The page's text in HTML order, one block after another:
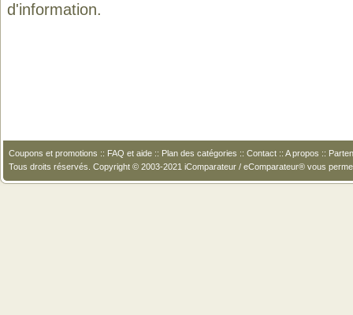
d'information.
Coupons et promotions :: FAQ et aide :: Plan des catégories :: Contact :: A propos ::
Tous droits réservés. Copyright © 2003-2021 iComparateur / eComparateur® vous